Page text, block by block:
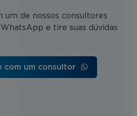
um de nossos consultores
e tire suas dúvidas
com um consultor